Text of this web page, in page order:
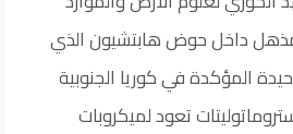
داخل حوض هابتشيون الذي
المؤكدة في كوريا الجنوبية
تعود لميكروبات